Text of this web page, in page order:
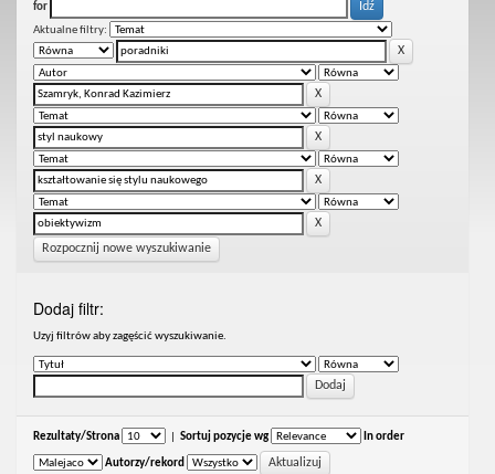
for
Aktualne filtry:
Rozpocznij nowe wyszukiwanie
Dodaj filtr:
Uzyj filtrów aby zagęścić wyszukiwanie.
Rezultaty/Strona Sortuj pozycje wg In order
Autorzy/rekord